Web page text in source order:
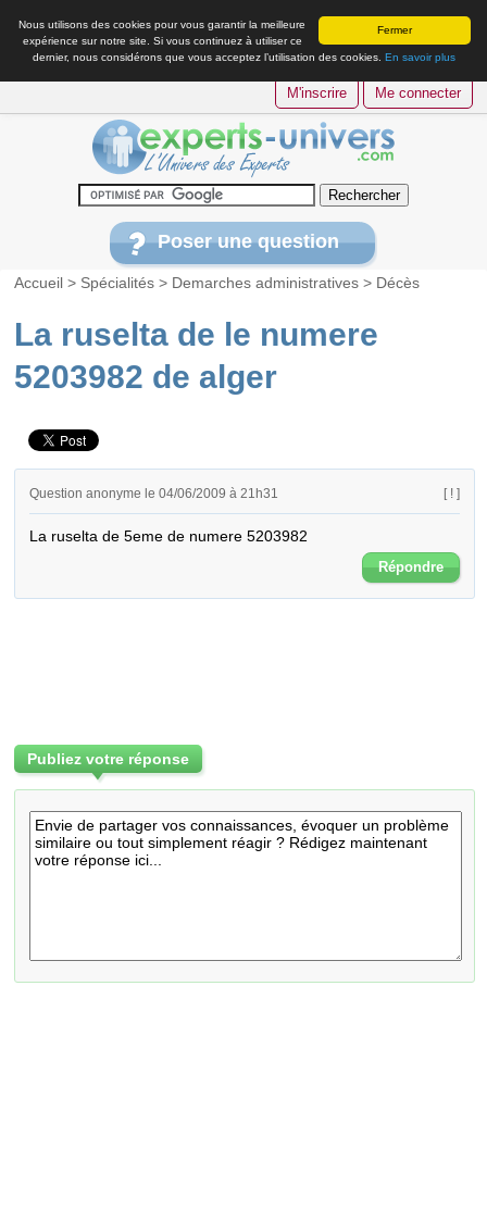
Fermer
Nous utilisons des cookies pour vous garantir la meilleure
expérience sur notre site. Si vous continuez à utiliser ce
dernier, nous considérons que vous acceptez l’utilisation des cookies. En savoir plus
M'inscrire Me connecter
Poser une question
Accueil > Spécialités > Demarches administratives > Décès
La ruselta de le numere
5203982 de alger
Question anonyme le 04/06/2009 à 21h31 [ ! ]
La ruselta de 5eme de numere 5203982
Répondre
Publiez votre réponse